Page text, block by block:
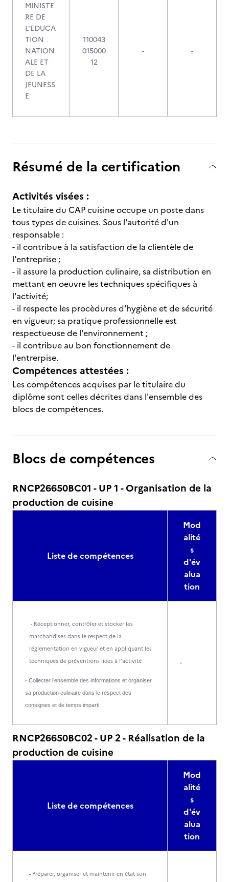
MINISTE
RE DE
L'EDUCA
TION
NATION
ALE ET
DE LA
JEUNESS
E
110043
015000
12
- -
Résumé de la certification
Activités visées :
Le titulaire du CAP cuisine occupe un poste dans
tous types de cuisines. Sous l'autorité d'un
responsable :
- il contribue à la satisfaction de la clientèle de
l'entreprise ;
- il assure la production culinaire, sa distribution en
mettant en oeuvre les techniques spécifiques à
l'activité;
- il respecte les procèdures d'hygiène et de sécurité
en vigueur; sa pratique professionnelle est
respectueuse de l'environnement ;
- il contribue au bon fonctionnement de
l'entrerpise.
Compétences attestées :
Les compétences acquises par le titulaire du
diplôme sont celles décrites dans l'ensemble des
blocs de compétences.
Blocs de compétences
RNCP26650BC01 - UP 1 - Organisation de la
production de cuisine
Liste de compétences
Mod
alité
s
d'év
alua
tion
- Réceptionner, contrôler et stocker les
marchandises dans le respect de la
réglementation en vigueur et en appliquant les
techniques de préventions liées à l’activité
- Collecter l’ensemble des informations et organiser
sa production culinaire dans le respect des
consignes et de temps imparti
-
RNCP26650BC02 - UP 2 - Réalisation de la
production de cuisine
Liste de compétences
Mod
alité
s
d'év
alua
tion
- Préparer, organiser et maintenir en état son